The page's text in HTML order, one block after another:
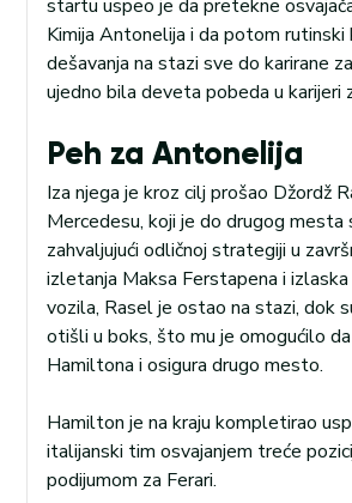
startu uspeo je da pretekne
Kimija Antonelija i da potom
dešavanja na stazi sve do karirane
ujedno bila deveta pobeda u karijeri
Peh za Antonelija
Iza njega je kroz cilj prošao Džordž
Mercedesu, koji je do drugog mesta
zahvaljujući odličnoj strategiji u
izletanja Maksa Ferstapena i
vozila, Rasel je ostao na stazi, dok
otišli u boks, što mu je omogućilo
Hamiltona i osigura drugo mesto.
Hamilton je na kraju kompletirao
italijanski tim osvajanjem treće
podijumom za Ferari.